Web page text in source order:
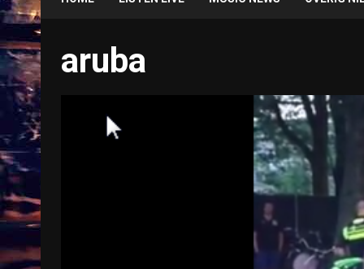
aruba
Treinkaartjes worden duurder,
abonnementen verdwijnen